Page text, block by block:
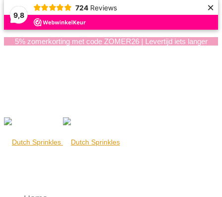
9,8
724 Reviews ×
5% zomerkorting met code ZOMER26 | Levertijd iets langer